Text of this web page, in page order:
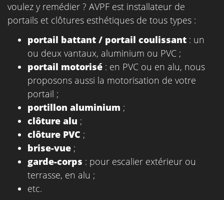
voulez y remédier ? AVPF est installateur de
portails et clôtures esthétiques de tous types :
portail battant / portail coulissant : un
ou deux vantaux, aluminium ou PVC ;
portail motorisé : en PVC ou en alu, nous
proposons aussi la motorisation de votre
portail ;
portillon aluminium ;
clôture alu ;
clôture PVC ;
brise-vue ;
garde-corps : pour escalier extérieur ou
terrasse, en alu ;
etc.